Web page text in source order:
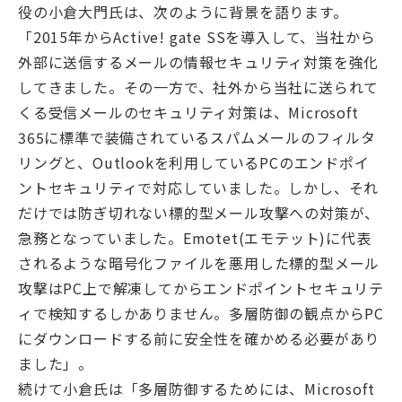
役の小倉大門氏は、次のように背景を語ります。
「2015年からActive! gate SSを導入して、当社から
外部に送信するメールの情報セキュリティ対策を強化
してきました。その一方で、社外から当社に送られて
くる受信メールのセキュリティ対策は、Microsoft
365に標準で装備されているスパムメールのフィルタ
リングと、Outlookを利用しているPCのエンドポイ
ントセキュリティで対応していました。しかし、それ
だけでは防ぎ切れない標的型メール攻撃への対策が、
急務となっていました。Emotet(エモテット)に代表
されるような暗号化ファイルを悪用した標的型メール
攻撃はPC上で解凍してからエンドポイントセキュリテ
ィで検知するしかありません。多層防御の観点からPC
にダウンロードする前に安全性を確かめる必要があり
ました」。
続けて小倉氏は「多層防御するためには、Microsoft